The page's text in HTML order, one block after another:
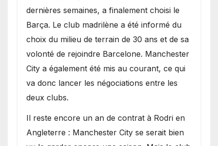
dernières semaines, a finalement choisi le
Barça. Le club madrilène a été informé du
choix du milieu de terrain de 30 ans et de sa
volonté de rejoindre Barcelone. Manchester
City a également été mis au courant, ce qui
va donc lancer les négociations entre les
deux clubs.
​Il reste encore un an de contrat à Rodri en
Angleterre : Manchester City se serait bien